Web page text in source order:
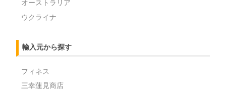
オーストラリア
ウクライナ
輸入元から探す
フィネス
三幸蓮見商店